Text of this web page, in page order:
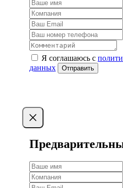
Я соглашаюсь с
данных
Отправить